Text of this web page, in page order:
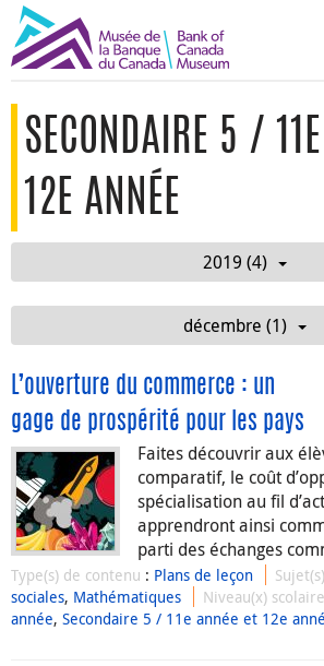
SECONDAIRE 5 / 11E
12E ANNÉE
2019 (4)
décembre (1)
L’ouverture du commerce : un
gage de prospérité pour les pays
Faites découvrir aux
comparatif, le coût
spécialisation au fil
apprendront ainsi
parti des échanges
Type(s) de contenu : Plans de leçon Sujet(s)
sociales, Mathématiques Niveau(x)
année, Secondaire 5 / 11e année et 12e